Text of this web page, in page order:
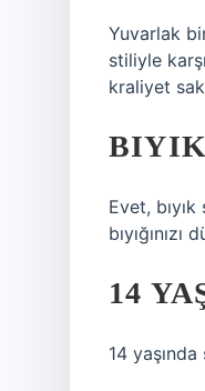
Yuvarlak
stiliyle
kraliyet
Evet,
14
14